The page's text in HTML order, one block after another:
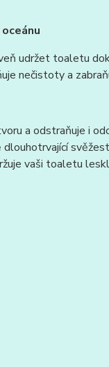
udržet toaletu
nečistoty a
a odstraňuje i
dlouhotrvající
vaši toaletu